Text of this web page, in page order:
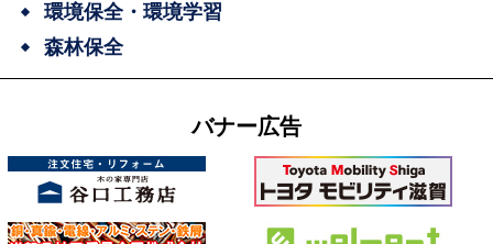
環境保全・環境学習
森林保全
バナー広告